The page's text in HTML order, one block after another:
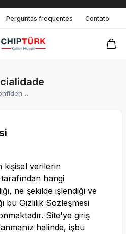
Perguntas frequentes Contato
Acordo De Confidencialidade
kişisel verilerin
hangi
ne şekilde işlendiği ve
bu Gizlilik Sözleşmesi
Site'ye giriş
halinde, işbu